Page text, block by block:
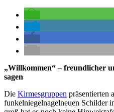
„Willkommen“ – freundlicher
sagen
Die Kirmesgruppen präsentierten
funkelniegelnagelneuen Schilder